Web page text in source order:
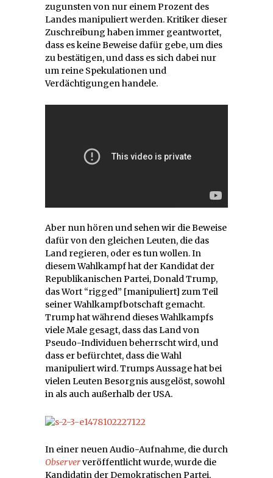
zugunsten von nur einem Prozent des
Landes manipuliert werden. Kritiker dieser
Zuschreibung haben immer geantwortet,
dass es keine Beweise dafür gebe, um dies
zu bestätigen, und dass es sich dabei nur
um reine Spekulationen und
Verdächtigungen handele.
Aber nun hören und sehen wir die Beweise
dafür von den gleichen Leuten, die das
Land regieren, oder es tun wollen. In
diesem Wahlkampf hat der Kandidat der
Republikanischen Partei, Donald Trump,
das Wort “rigged” [manipuliert] zum Teil
seiner Wahlkampfbotschaft gemacht.
Trump hat während dieses Wahlkampfs
viele Male gesagt, dass das Land von
Pseudo-Individuen beherrscht wird, und
dass er befürchtet, dass die Wahl
manipuliert wird. Trumps Aussage hat bei
vielen Leuten Besorgnis ausgelöst, sowohl
in als auch außerhalb der USA.
In einer neuen Audio-Aufnahme, die durch
Obserververöffentlicht wurde, wurde die
Kandidatin der Demokratischen Partei,